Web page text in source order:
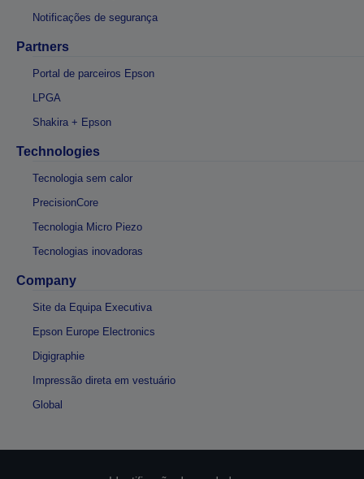
Notificações de segurança
Partners
Portal de parceiros Epson
LPGA
Shakira + Epson
Technologies
Tecnologia sem calor
PrecisionCore
Tecnologia Micro Piezo
Tecnologias inovadoras
Company
Site da Equipa Executiva
Epson Europe Electronics
Digigraphie
Impressão direta em vestuário
Global